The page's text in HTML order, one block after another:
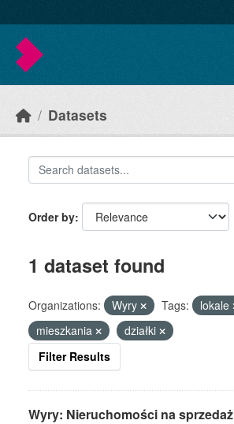
Datasets
Order by
1 dataset found
Organizations: Wyry Tags:
lokale
mieszkania
działki
Filter Results
Wyry: Nieruchomości na sprzedaż